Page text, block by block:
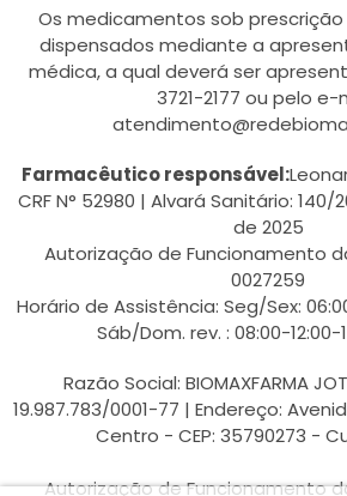
Os medicamentos sob
dispensados mediante a
médica, a qual deverá ser
3721-2177 ou pelo e-
Farmacêutico responsável:
CRF N° 52980 | Alvará Sanitário:
de 2025
Autorização de Funcionamento
0027259
Horário de Assistência: Seg/Sex:
Sáb/Dom. rev. : 08:00-12:00-
Razão Social: BIOMAXFARMA
19.987.783/0001-77 | Endereço:
Centro - CEP: 35790273 -
Autorização de Funcionamento